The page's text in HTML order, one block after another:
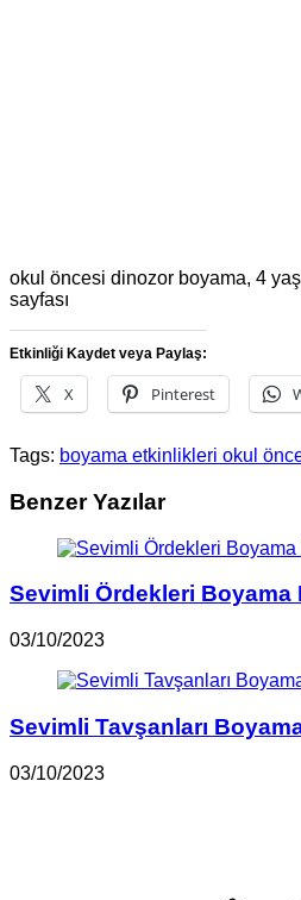
okul öncesi dinozor boyama, 4 yaş
sayfası
Etkinliği Kaydet veya Paylaş:
X Pinterest
Tags: boyama etkinlikleri okul
Benzer Yazılar
Sevimli Ördekleri Boyama
03/10/2023
Sevimli Tavşanları
03/10/2023